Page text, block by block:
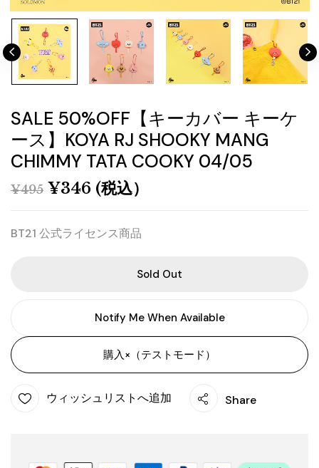
SALE 50%OFF【キーカバー キーケ
ース】KOYA RJ SHOOKY MANG
CHIMMY TATA COOKY 04/05
¥495 ¥346 (税込）
BT21 公式ライセンス商品
Sold Out
Notify Me When Available
購入×（テストモード）
ウィッシュリストへ追加 Share